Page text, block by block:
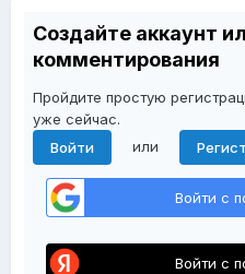
Создайте аккаунт
комментирования
Пройдите простую
уже сейчас.
Войти
или
Войти с
Войти с